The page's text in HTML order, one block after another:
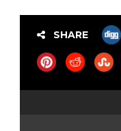
SHARE